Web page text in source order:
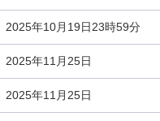
2025年10月19日23時59分
2025年11月25日
2025年11月25日